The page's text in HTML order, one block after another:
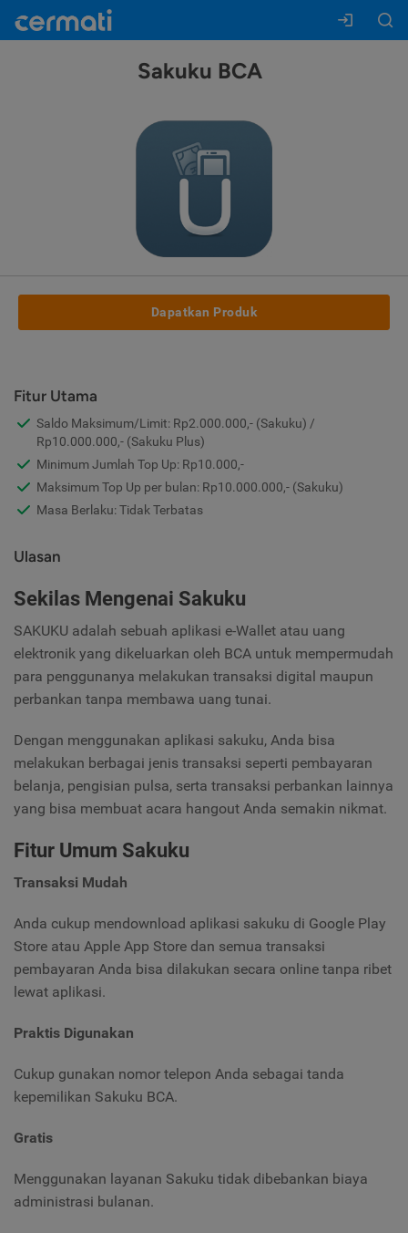
Sakuku BCA
Dapatkan Produk
Fitur Utama
Saldo Maksimum/Limit: Rp2.000.000,- (Sakuku) /
Rp10.000.000,- (Sakuku Plus)
Minimum Jumlah Top Up: Rp10.000,-
Maksimum Top Up per bulan: Rp10.000.000,- (Sakuku)
Masa Berlaku: Tidak Terbatas
Ulasan
Sekilas Mengenai Sakuku
SAKUKU adalah sebuah aplikasi e-Wallet atau uang
elektronik yang dikeluarkan oleh BCA untuk mempermudah
para penggunanya melakukan transaksi digital maupun
perbankan tanpa membawa uang tunai.
Dengan menggunakan aplikasi sakuku, Anda bisa
melakukan berbagai jenis transaksi seperti pembayaran
belanja, pengisian pulsa, serta transaksi perbankan lainnya
yang bisa membuat acara hangout Anda semakin nikmat.
Fitur Umum Sakuku
Transaksi Mudah
Anda cukup mendownload aplikasi sakuku di Google Play
Store atau Apple App Store dan semua transaksi
pembayaran Anda bisa dilakukan secara online tanpa ribet
lewat aplikasi.
Praktis Digunakan
Cukup gunakan nomor telepon Anda sebagai tanda
kepemilikan Sakuku BCA.
Gratis
Menggunakan layanan Sakuku tidak dibebankan biaya
administrasi bulanan.